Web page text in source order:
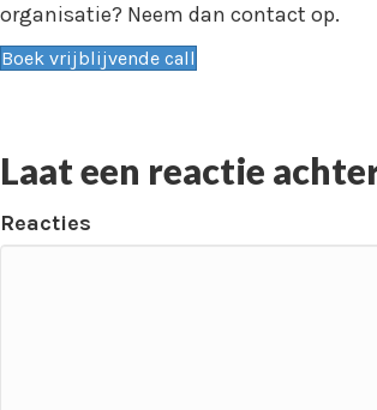
organisatie? Neem dan contact op.
Boek vrijblijvende call
Laat een reactie
Reacties